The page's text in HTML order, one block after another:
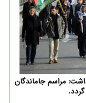
مراسم جاماندگان